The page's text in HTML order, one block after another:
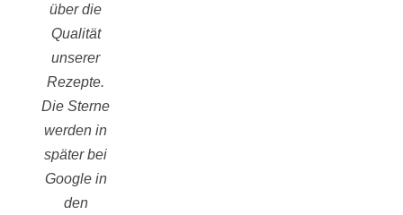
über die
Qualität
unserer
Rezepte.
Die Sterne
werden in
später bei
Google in
den